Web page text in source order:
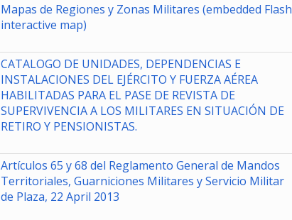
Mapas de Regiones y Zonas Militares (embedded Flash
interactive map)
CATALOGO DE UNIDADES, DEPENDENCIAS E
INSTALACIONES DEL EJÉRCITO Y FUERZA AÉREA
HABILITADAS PARA EL PASE DE REVISTA DE
SUPERVIVENCIA A LOS MILITARES EN SITUACIÓN DE
RETIRO Y PENSIONISTAS.
Artículos 65 y 68 del Reglamento General de Mandos
Territoriales, Guarniciones Militares y Servicio Militar
de Plaza, 22 April 2013